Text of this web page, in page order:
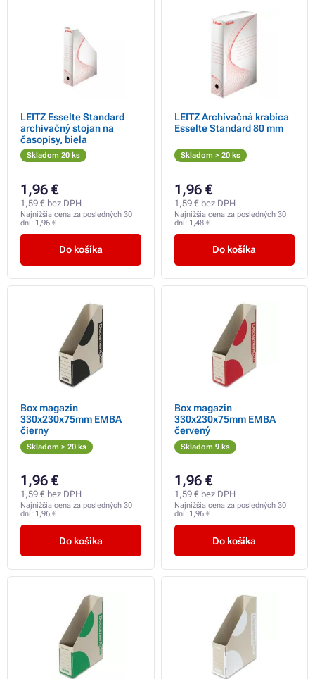
LEITZ Esselte Standard
archivačný stojan na
časopisy, biela
Skladom 20 ks
1,96 €
1,59 € bez DPH
Najnižšia cena za posledných 30
dní: 1,96 €
Do košíka
LEITZ Archivačná krabica
Esselte Standard 80 mm
Skladom > 20 ks
1,96 €
1,59 € bez DPH
Najnižšia cena za posledných 30
dní: 1,48 €
Do košíka
Box magazín
330x230x75mm EMBA
čierny
Skladom > 20 ks
1,96 €
1,59 € bez DPH
Najnižšia cena za posledných 30
dní: 1,96 €
Do košíka
Box magazín
330x230x75mm EMBA
červený
Skladom 9 ks
1,96 €
1,59 € bez DPH
Najnižšia cena za posledných 30
dní: 1,96 €
Do košíka